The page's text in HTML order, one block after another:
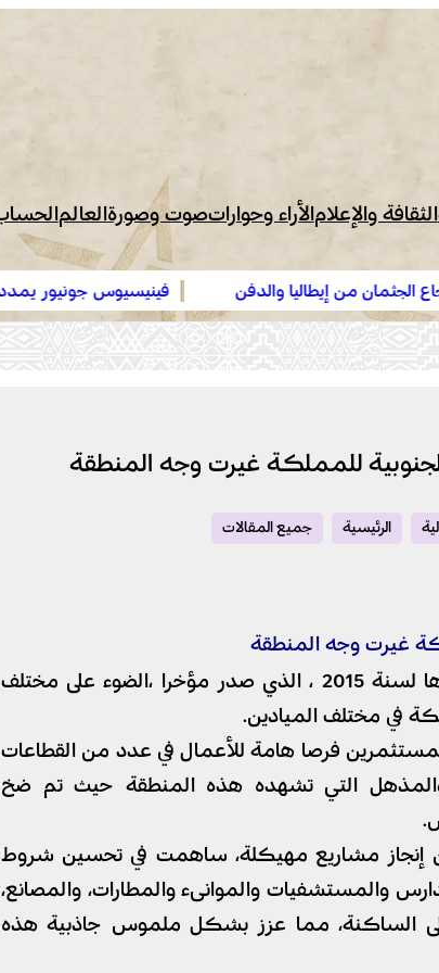
الثقافة والإعلامالأراء وحواراتصوت وصورةالعالم
من إيطاليا والدفن
فينيسيوس جونيور يمدد
الجنوبية للمملكة غيرت وجه المنطقة
الرئيسية جميع المقالات
غيرت وجه المنطقة
سلطت مجموعة (أوكسفورد بيزنس) في تقريرها لسنة 2015 ، الذي صدر مؤخرا ،الضوء على مختلف
في مختلف الميادين.
للمستثمرين فرصا هامة للأعمال في عدد من القطاعات
والمذهل التي تشهده هذه المنطقة حيث تم ضخ
إنجاز مشاريع مهيكلة، ساهمت في تحسين شروط
والمستشفيات والموانىء والمطارات، والمصانع،
الساكنة، مما عزز بشكل ملموس جاذبية هذه